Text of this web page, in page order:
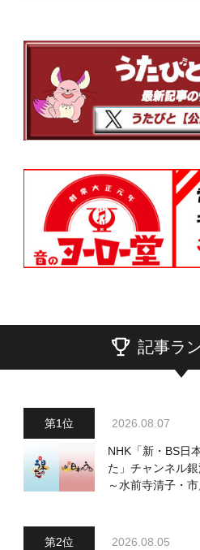
記事ラ
2026.08.07
NHK「新・BS日
た」チャンネル
～水前寺清子・
2026.08.05